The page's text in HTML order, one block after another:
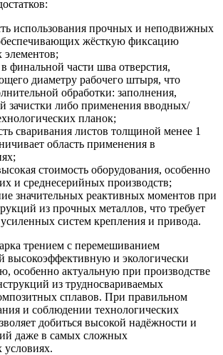
использования прочных и неподвижных
жёсткую фиксацию
элементов;
финальной части шва отверстия,
диаметру рабочего штыря, что
обработки: заполнения,
зачистки либо применения вводных/
планок;
сваривания листов толщиной менее 1
область применения в
стоимость оборудования, особенно
и среднесерийных производств;
значительных реактивных моментов при
из прочных металлов, что требует
систем крепления и привода.
трением с перемешиванием
высокоэффективную и экологически
особенно актуальную при производстве
из трудносвариваемых
сплавов. При правильном
и соблюдении технологических
добиться высокой надёжности и
даже в самых сложных
условиях.